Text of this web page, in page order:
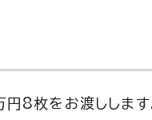
8枚をお渡ししま